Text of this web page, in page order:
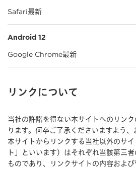
Safari最新
Android 12
Google Chrome最新
リンクについて
当社の許諾を得ない本サイトへのリン
ります。何卒ご了承くださいますよう、
本サイトからリンクする当社以外のサ
ト」といいます）はそれぞれ当該第三
ものであり、リンクサイトの内容およ